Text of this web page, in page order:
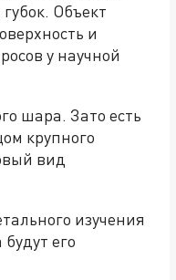
Объект
и
у научной
шара. Зато есть
крупного
вид
изучения
его